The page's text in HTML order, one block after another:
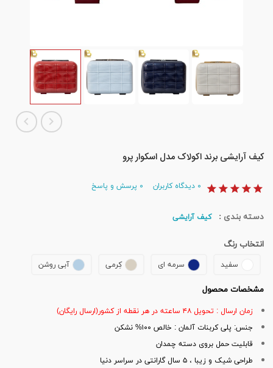
کیف آرایشی برند اکولاک مدل اسکوار پرو
دیدگاه کاربران پرسش و پاسخ
دسته بندی : کیف آرایشی
انتخاب رنگ
سفید سرمه ای کِرمی آبی روشن
مشخصات محصول
زمان ارسال : تحویل ۴۸ ساعته در هر نقطه از کشور(ارسال رایگان)
جنس: پلی کربنات آلمان : خالص ۱۰۰% نشکن
قابلیت حمل بروی دسته چمدان
طراحی شیک و زیبا ، ۵ سال گارانتی در سراسر دنیا